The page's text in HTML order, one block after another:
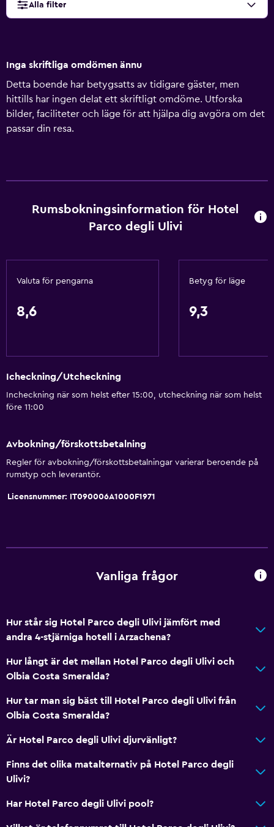
Alla filter
Inga skriftliga omdömen ännu
Detta boende har betygsatts av tidigare gäster, men
hittills har ingen delat ett skriftligt omdöme. Utforska
bilder, faciliteter och läge för att hjälpa dig avgöra om det
passar din resa.
Rumsbokningsinformation för Hotel
Parco degli Ulivi
Valuta för pengarna
8,6
Betyg för läge
9,3
Icheckning/Utcheckning
Incheckning när som helst efter 15:00, utcheckning när som helst
före 11:00
Avbokning/förskottsbetalning
Regler för avbokning/förskottsbetalningar varierar beroende på
rumstyp och leverantör.
Licensnummer: IT090006A1000F1971
Vanliga frågor
Hur står sig Hotel Parco degli Ulivi jämfört med
andra 4-stjärniga hotell i Arzachena?
Hur långt är det mellan Hotel Parco degli Ulivi och
Olbia Costa Smeralda?
Hur tar man sig bäst till Hotel Parco degli Ulivi från
Olbia Costa Smeralda?
Är Hotel Parco degli Ulivi djurvänligt?
Finns det olika matalternativ på Hotel Parco degli
Ulivi?
Har Hotel Parco degli Ulivi pool?